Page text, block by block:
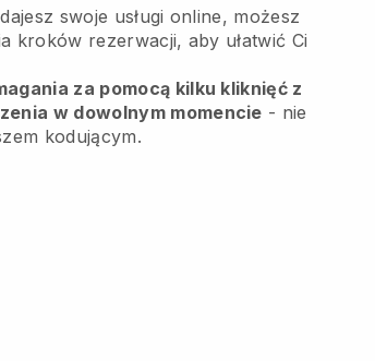
swoje usługi online, możesz
kroków rezerwacji, aby ułatwić Ci
za pomocą kilku kliknięć z
w dowolnym momencie - nie
kodującym.